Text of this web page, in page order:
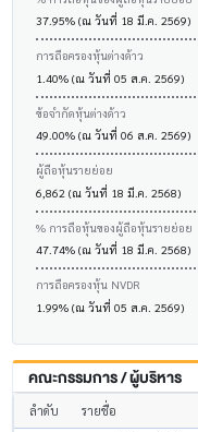
37.95% (ณ วันที่ 18 มี.ค. 2569)
การถือครองหุ้นต่างด้าว
1.40% (ณ วันที่ 05 ส.ค. 2569)
ข้อจำกัดหุ้นต่างด้าว
49.00% (ณ วันที่ 06 ส.ค. 2569)
ผู้ถือหุ้นรายย่อย
6,862 (ณ วันที่ 18 มี.ค. 2568)
% การถือหุ้นของผู้ถือหุ้นรายย่อย
47.74% (ณ วันที่ 18 มี.ค. 2568)
การถือครองหุ้น NVDR
1.99% (ณ วันที่ 05 ส.ค. 2569)
คณะกรรมการ / ผู้บริหาร
ลำดับ รายชื่อ